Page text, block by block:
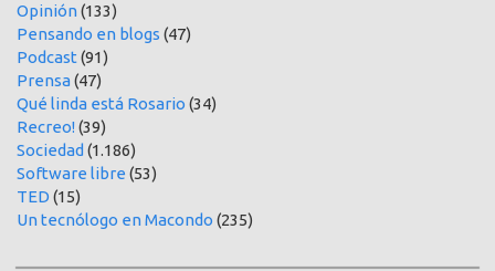
Opinión(133)
Pensando en blogs (47)
Podcast (91)
Prensa(47)
Qué linda está Rosario (34)
Recreo!(39)
Sociedad (1.186)
Software libre (53)
TED (15)
Un tecnólogo en Macondo (235)